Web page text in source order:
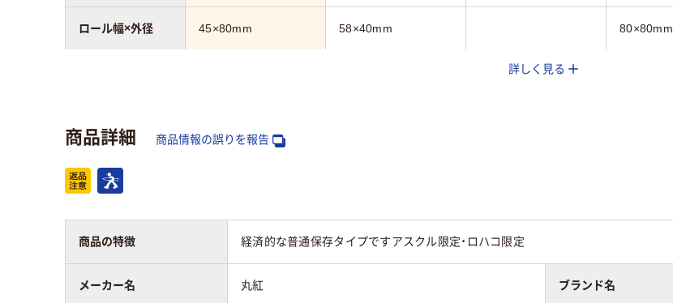
45×80mm 58×40mm 80×80mm
レジロール（感熱紙）
ロール幅×外径
スコア
詳しく見る
商品詳細 商品情報の誤りを報告
商品の特徴 経済的な普通保存タイプですアスクル限定・ロハコ限定
メーカー名 丸紅 ブランド名